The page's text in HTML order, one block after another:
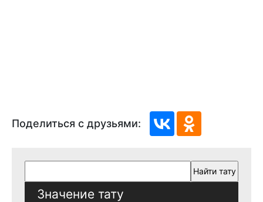
Поделиться с друзьями:
Значение тату